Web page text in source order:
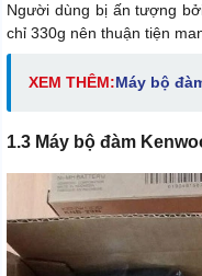
Người dùng bị ấn tượng
chỉ 330g nên thuận tiện
XEM THÊM:Máy bộ
1.3 Máy bộ đàm